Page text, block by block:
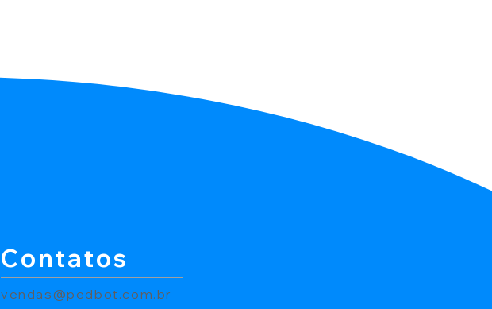
Contatos
vendas@pedbot.com.br